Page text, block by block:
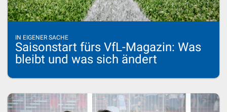
IN EIGENER SACHE
Saisonstart fürs VfL-Magazin: Was
bleibt und was sich ändert